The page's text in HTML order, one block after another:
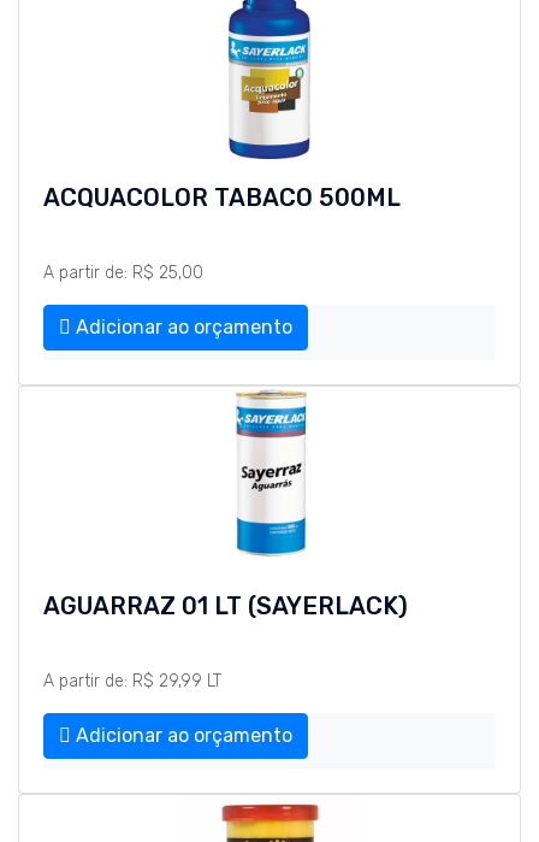
ACQUACOLOR TABACO 500ML
A partir de: R$ 25,00
Adicionar ao orçamento
AGUARRAZ 01 LT (SAYERLACK)
A partir de: R$ 29,99 LT
Adicionar ao orçamento